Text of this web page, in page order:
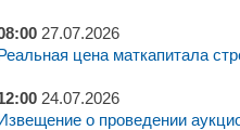
27.07.2026
цена маткапитала
24.07.2026
о проведении